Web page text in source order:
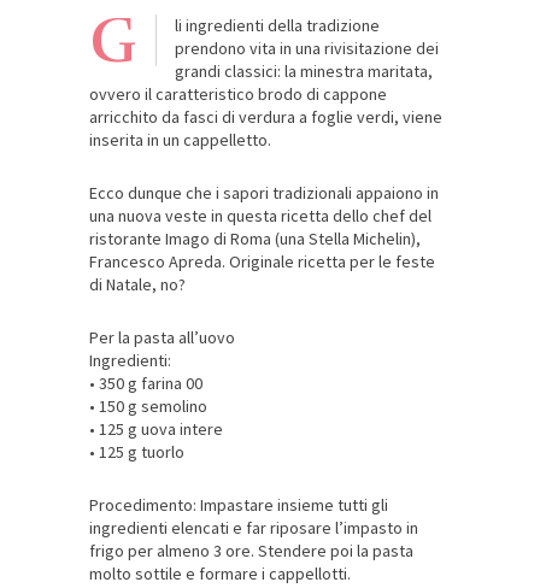
G
li ingredienti della tradizione
prendono vita in una rivisitazione dei
grandi classici: la minestra maritata,
ovvero il caratteristico brodo di cappone
arricchito da fasci di verdura a foglie verdi, viene
inserita in un cappelletto.
Ecco dunque che i sapori tradizionali appaiono in
una nuova veste in questa ricetta dello chef del
ristorante Imago di Roma (una Stella Michelin),
Francesco Apreda. Originale ricetta per le feste
di Natale, no?
Per la pasta all’uovo
Ingredienti:
• 350 g farina 00
• 150 g semolino
• 125 g uova intere
• 125 g tuorlo
Procedimento: Impastare insieme tutti gli
ingredienti elencati e far riposare l’impasto in
frigo per almeno 3 ore. Stendere poi la pasta
molto sottile e formare i cappellotti.